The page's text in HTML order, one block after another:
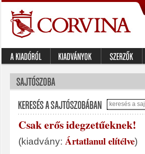
Csak erős idegzetűeknek!
(kiadvány: Ártatlanul elítélve)